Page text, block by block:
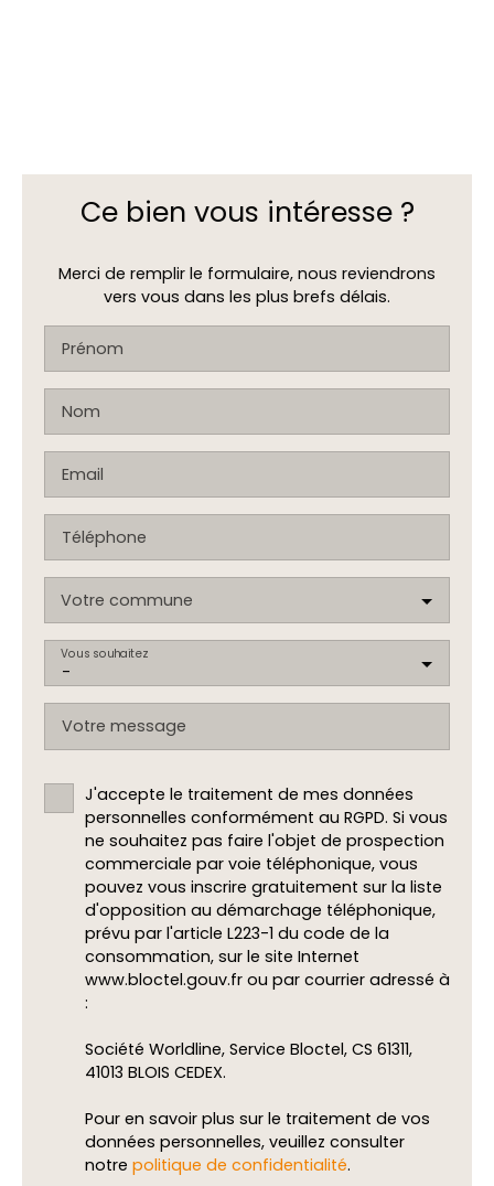
Ce bien vous intéresse ?
Merci de remplir le formulaire, nous reviendrons
vers vous dans les plus brefs délais.
Prénom
Nom
Email
Téléphone
Votre commune
-
Vous souhaitez
Votre message
J'accepte le traitement de mes données
personnelles conformément au RGPD. Si vous
ne souhaitez pas faire l'objet de prospection
commerciale par voie téléphonique, vous
pouvez vous inscrire gratuitement sur la liste
d'opposition au démarchage téléphonique,
prévu par l'article L223-1 du code de la
consommation, sur le site Internet
www.bloctel.gouv.fr ou par courrier adressé à
:
Société Worldline, Service Bloctel, CS 61311,
41013 BLOIS CEDEX.
Pour en savoir plus sur le traitement de vos
données personnelles, veuillez consulter
notre politique de confidentialité.